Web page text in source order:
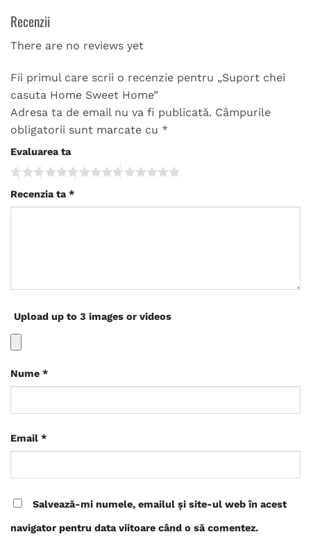
Recenzii
There are no reviews yet
Fii primul care scrii o recenzie pentru „Suport chei
casuta Home Sweet Home”
Adresa ta de email nu va fi publicată. Câmpurile
obligatorii sunt marcate cu *
Evaluarea ta
Recenzia ta*
Upload up to 3 images or videos
Nume *
Email *
Salvează-mi numele, emailul și site-ul web în acest
navigator pentru data viitoare când o să comentez.